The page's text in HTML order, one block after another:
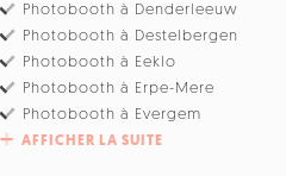
Photobooth à Denderleeuw
Photobooth à Destelbergen
Photobooth à Eeklo
Photobooth à Erpe-Mere
Photobooth à Evergem
AFFICHER LA SUITE